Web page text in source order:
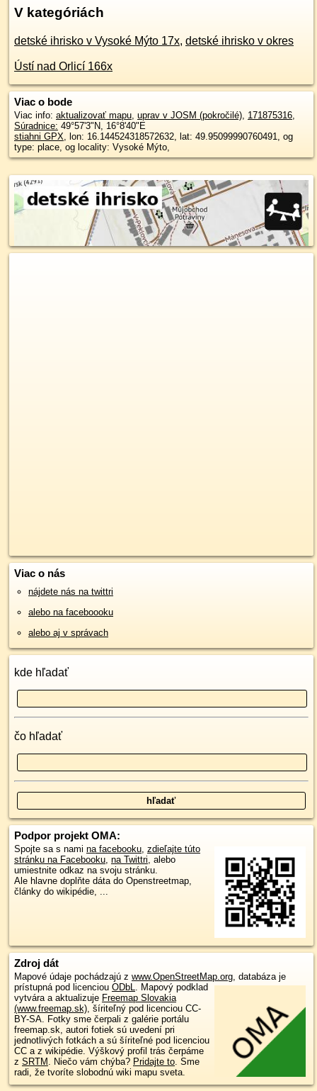
V kategóriách
detské ihrisko v Vysoké Mýto 17x, detské ihrisko v okres
Ústí nad Orlicí 166x
Viac o bode
Viac info: aktualizovať mapu, uprav v JOSM (pokročilé), 171875316,
Súradnice: 49°57'3"N, 16°8'40"E
stiahni GPX, lon: 16.144524318572632, lat: 49.95099990760491, og
type: place, og locality: Vysoké Mýto,
Viac o nás
nájdete nás na twittri
alebo na faceboooku
alebo aj v správach
kde hľadať
čo hľadať
Podpor projekt OMA:
Spojte sa s nami na facebooku, zdieľajte túto
stránku na Facebooku, na Twittri, alebo
umiestnite odkaz na svoju stránku.
Ale hlavne doplňte dáta do Openstreetmap,
články do wikipédie, ...
Zdroj dát
Mapové údaje pochádzajú z www.OpenStreetMap.org, databáza je
prístupná pod licenciou ODbL. Mapový podklad
vytvára a aktualizuje Freemap Slovakia
(www.freemap.sk), šíriteľný pod licenciou CC-
BY-SA. Fotky sme čerpali z galérie portálu
freemap.sk, autori fotiek sú uvedení pri
jednotlivých fotkách a sú šíriteľné pod licenciou
CC a z wikipédie. Výškový profil trás čerpáme
z SRTM . Niečo vám chýba? Pridajte to. Sme
radi, že tvoríte slobodnú wiki mapu sveta.